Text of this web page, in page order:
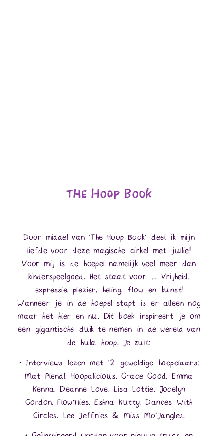
The Hoop Book
Door middel van ‘The Hoop Book’ deel ik mijn
liefde voor deze magische cirkel met jullie!
Voor mij is de hoepel namelijk veel meer dan
kinderspeelgoed. Het staat voor … Vrijheid,
expressie, plezier, heling, flow en kunst!
Wanneer je in de hoepel stapt is er alleen nog
maar het hier en nu. Dit boek inspireert je om
een gigantische duik te nemen in de wereld van
de hula hoop. Je zult:
• Interviews lezen met 12 geweldige hoepelaars:
Mat Plendl, Hoopalicious, Grace Good, Emma
Kenna, Deanne Love, Lisa Lottie, Jocelyn
Gordon, FlowMies, Eshna Kutty, Dances With
Circles, Lee Jeffries & Miss Mo’Jangles.